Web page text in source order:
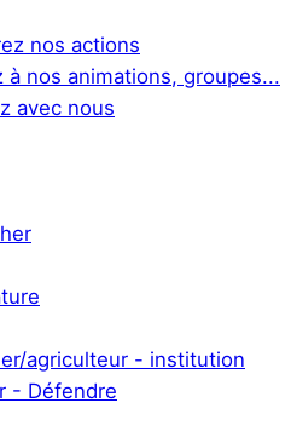
nos actions
nos animations, groupes...
avec nous
agriculteur - institution
- Défendre